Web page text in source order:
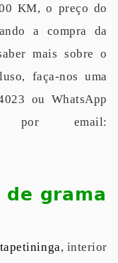
KM, o preço do
a compra da
mais sobre o
faça-nos uma
ou WhatsApp
por email:
de grama
, interior